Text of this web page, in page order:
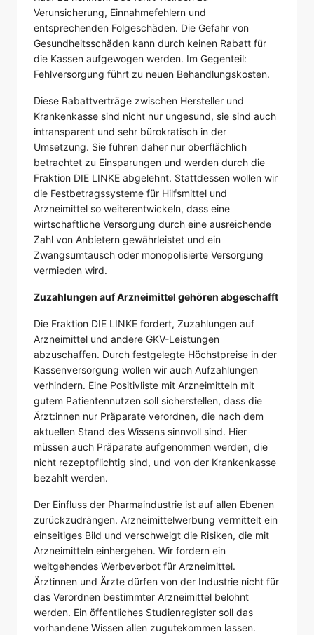
Verunsicherung, Einnahmefehlern und
entsprechenden Folgeschäden. Die Gefahr von
Gesundheitsschäden kann durch keinen Rabatt für
die Kassen aufgewogen werden. Im Gegenteil:
Fehlversorgung führt zu neuen Behandlungskosten.
Diese Rabattverträge zwischen Hersteller und
Krankenkasse sind nicht nur ungesund, sie sind auch
intransparent und sehr bürokratisch in der
Umsetzung. Sie führen daher nur oberflächlich
betrachtet zu Einsparungen und werden durch die
Fraktion DIE LINKE abgelehnt. Stattdessen wollen wir
die Festbetragssysteme für Hilfsmittel und
Arzneimittel so weiterentwickeln, dass eine
wirtschaftliche Versorgung durch eine ausreichende
Zahl von Anbietern gewährleistet und ein
Zwangsumtausch oder monopolisierte Versorgung
vermieden wird.
Zuzahlungen auf Arzneimittel gehören abgeschafft
Die Fraktion DIE LINKE fordert, Zuzahlungen auf
Arzneimittel und andere GKV-Leistungen
abzuschaffen. Durch festgelegte Höchstpreise in der
Kassenversorgung wollen wir auch Aufzahlungen
verhindern. Eine Positivliste mit Arzneimitteln mit
gutem Patientennutzen soll sicherstellen, dass die
Ärzt:innen nur Präparate verordnen, die nach dem
aktuellen Stand des Wissens sinnvoll sind. Hier
müssen auch Präparate aufgenommen werden, die
nicht rezeptpflichtig sind, und von der Krankenkasse
bezahlt werden.
Der Einfluss der Pharmaindustrie ist auf allen Ebenen
zurückzudrängen. Arzneimittelwerbung vermittelt ein
einseitiges Bild und verschweigt die Risiken, die mit
Arzneimitteln einhergehen. Wir fordern ein
weitgehendes Werbeverbot für Arzneimittel.
Ärztinnen und Ärzte dürfen von der Industrie nicht für
das Verordnen bestimmter Arzneimittel belohnt
werden. Ein öffentliches Studienregister soll das
vorhandene Wissen allen zugutekommen lassen.